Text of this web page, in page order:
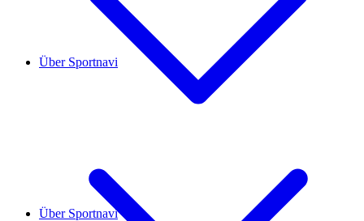
Über Sportnavi
Über Sportnavi